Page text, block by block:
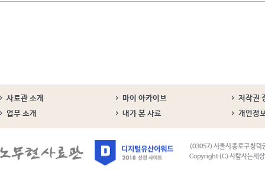
사료관 소개 마이 아카이브
저작권
업무 소개
내가 본 사료 개인정
(03057) 서울시 종로구 창덕
Copyright (C) 사람사는세